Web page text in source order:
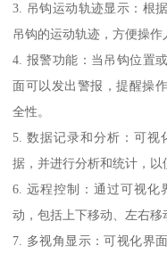
3. 吊钩运动轨迹显示：根
吊钩的运动轨迹，方便操作
4. 报警功能：当吊钩位置
面可以发出警报，提醒操
全性。
5. 数据记录和分析：可视
据，并进行分析和统计，以
6. 远程控制：通过可视化
动，包括上下移动、左右移
7. 多视角显示：可视化界